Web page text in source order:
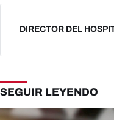
DIRECTOR DEL
SEGUIR LEYENDO